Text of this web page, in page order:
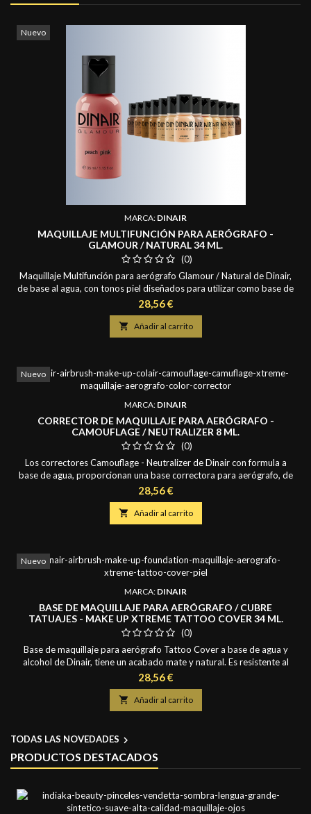
Nuevo
MARCA: DINAIR
MAQUILLAJE MULTIFUNCIÓN PARA AERÓGRAFO -
GLAMOUR / NATURAL 34 ML.
(0)
Maquillaje Multifunción para aerógrafo Glamour / Natural de Dinair,
de base al agua, con tonos piel diseñados para utilizar como base de
maquillaje que logra un acabado ultra-natural y que parezca que no
se lleva maquillaje sobre la piel. Cobertura ligera efecto
transparente, se funde rápida y fácilmente con la piel y es por esto
que su acabado es...
Precio
28,56 €
 Añadir al carrito
Nuevo
MARCA: DINAIR
CORRECTOR DE MAQUILLAJE PARA AERÓGRAFO -
CAMOUFLAGE / NEUTRALIZER 8 ML.
(0)
Los correctores Camouflage - Neutralizer de Dinair con formula a
base de agua, proporcionan una base correctora para aerógrafo, de
cobertura acabado natural a opaca, para corregir y disimular las
zonas problemáticas de la piel. Diseñados para funcionar a la
perfección con las bases de maquillaje Dinair. Es eficaz para el
enrojecimiento del acné, la...
Precio
28,56 €
 Añadir al carrito
Nuevo
MARCA: DINAIR
BASE DE MAQUILLAJE PARA AERÓGRAFO / CUBRE
TATUAJES - MAKE UP XTREME TATTOO COVER 34 ML.
(0)
Base de maquillaje para aerógrafo Tattoo Cover a base de agua y
alcohol de Dinair, tiene un acabado mate y natural. Es resistente al
agua, su formula es rápida y fácil de aplicar y de limpiar. Puede cubrir
los tatuajes con una sola capa de aplicación de color. No se necesitan
neutralizadores, ni otro tipo de correctores adicionales. Esta base
altamente...
Precio
28,56 €
 Añadir al carrito
TODAS LAS NOVEDADES 
PRODUCTOS DESTACADOS